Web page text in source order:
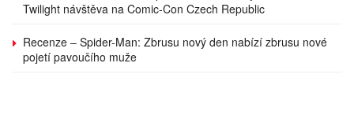
Twilight návštěva na Comic-Con Czech Republic
Recenze – Spider-Man: Zbrusu nový den nabízí zbrusu nové
pojetí pavoučího muže